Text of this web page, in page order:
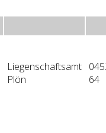
Liegenschaftsamt
Plön
64